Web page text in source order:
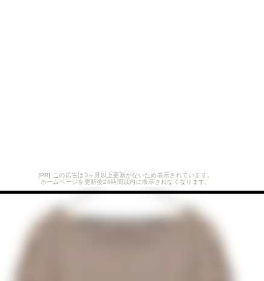
[PR] この広告は3ヶ月以上更新がないため表示されています。
ホームページを更新後24時間以内に表示されなくなります。